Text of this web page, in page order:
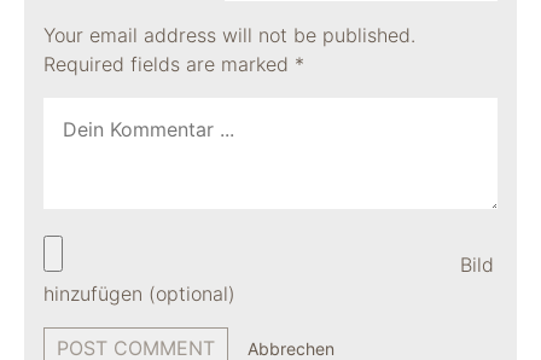
Your email address will not be published.
Required fields are marked *
Bild
hinzufügen (optional)
Abbrechen